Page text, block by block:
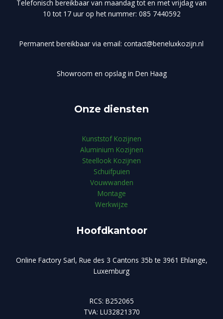
Telefonisch bereikbaar van maandag tot en met vrijdag van
10 tot 17 uur op het nummer: 085 7440592
Permanent bereikbaar via email: contact@beneluxkozijn.nl
Showroom en opslag in Den Haag
Onze diensten
Kunststof Kozijnen
Aluminium Kozijnen
Steellook Kozijnen
Schuifpuien
Vouwwanden
Montage
Werkwijze
Hoofdkantoor
Online Factory Sarl, Rue des 3 Cantons 35b te 3961 Ehlange,
Luxemburg
RCS: B252065
TVA: LU32821370